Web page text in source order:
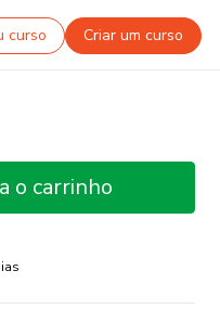
curso Criar um curso
o carrinho